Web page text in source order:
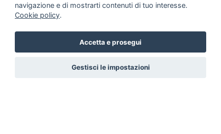
navigazione e di mostrarti contenuti di tuo interesse.
Cookie policy.
Accetta e prosegui
Gestisci le impostazioni